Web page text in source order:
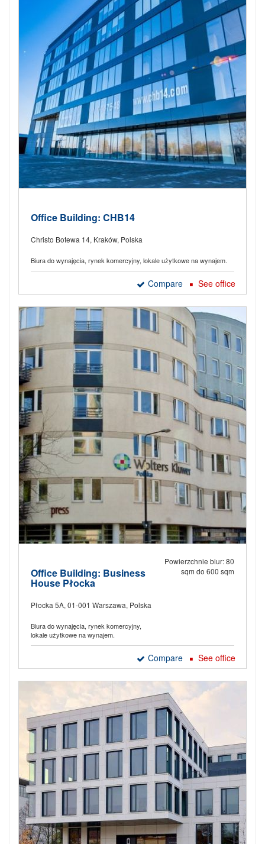
Office Building: CHB14
Christo Botewa 14, Kraków, Polska
Biura do wynajęcia, rynek komercyjny, lokale użytkowe na wynajem.
Compare See office
Office Building: Business
House Płocka
Płocka 5A, 01-001 Warszawa, Polska
Biura do wynajęcia, rynek komercyjny,
lokale użytkowe na wynajem.
Powierzchnie biur: 80
sqm do 600 sqm
Compare See office